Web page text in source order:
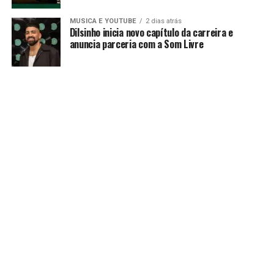
MUSICA E YOUTUBE 2 dias atrás
Dilsinho inicia novo capítulo da carreira e
anuncia parceria com a Som Livre